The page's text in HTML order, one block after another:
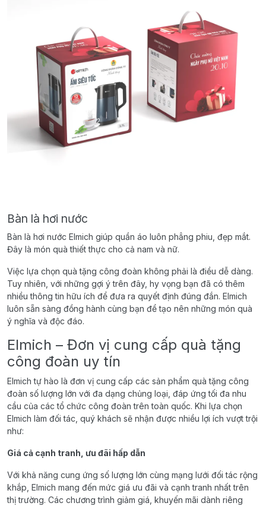
Bàn là hơi nước
Bàn là hơi nước Elmich giúp quần áo luôn phẳng phiu, đẹp mắt.
Đây là món quà thiết thực cho cả nam và nữ.
Việc lựa chọn quà tặng công đoàn không phải là điều dễ dàng.
Tuy nhiên, với những gợi ý trên đây, hy vọng bạn đã có thêm
nhiều thông tin hữu ích để đưa ra quyết định đúng đắn. Elmich
luôn sẵn sàng đồng hành cùng bạn để tạo nên những món quà
ý nghĩa và độc đáo.
Elmich – Đơn vị cung cấp quà tặng
công đoàn uy tín
Elmich tự hào là đơn vị cung cấp các sản phẩm quà tặng công
đoàn số lượng lớn với đa dạng chủng loại, đáp ứng tối đa nhu
cầu của các tổ chức công đoàn trên toàn quốc. Khi lựa chọn
Elmich làm đối tác, quý khách sẽ nhận được nhiều lợi ích vượt trội
như:
Giá cả cạnh tranh, ưu đãi hấp dẫn
Với khả năng cung ứng số lượng lớn cùng mạng lưới đối tác rộng
khắp, Elmich mang đến mức giá ưu đãi và cạnh tranh nhất trên
thị trường. Các chương trình giảm giá, khuyến mãi dành riêng